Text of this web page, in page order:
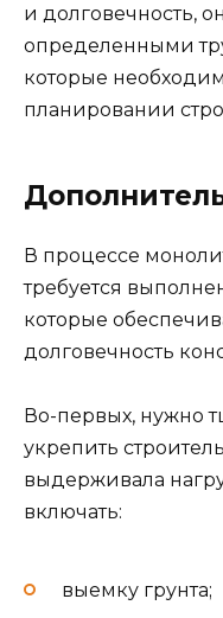
и долговечность,
определенными
которые
планировании
В процессе
требуется
которые
долговечность
Во-первых, нужно
укрепить
выдерживала
включать:
выемку грунта;